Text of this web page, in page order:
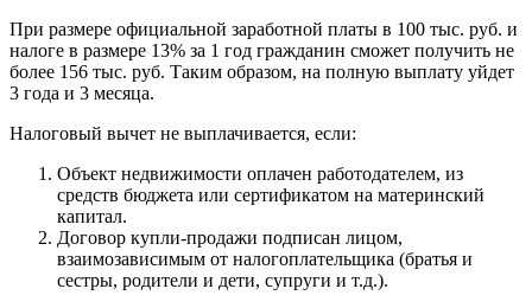
При размере официальной заработной платы в 100 тыс. руб. и
налоге в размере 13% за 1 год гражданин сможет получить не
более 156 тыс. руб. Таким образом, на полную выплату уйдет
3 года и 3 месяца.
Налоговый вычет не выплачивается, если:
Объект недвижимости оплачен работодателем, из
средств бюджета или сертификатом на материнский
капитал.
Договор купли-продажи подписан лицом,
взаимозависимым от налогоплательщика (братья и
сестры, родители и дети, супруги и т.д.).